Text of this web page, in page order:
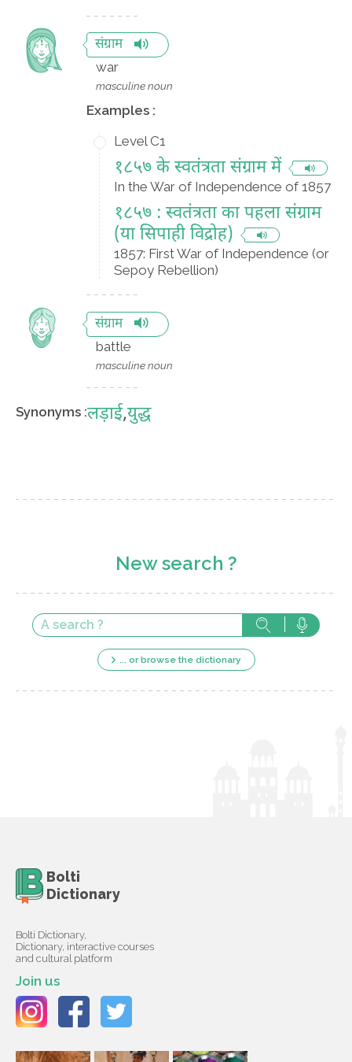
संग्राम
war
masculine noun
Examples :
Level C1
१८५७ के स्वतंत्रता संग्राम में
In the War of Independence of 1857
१८५७ : स्‍वतंत्रता का पहला संग्राम
(या सिपाही विद्रोह)
1857: First War of Independence (or
Sepoy Rebellion)
संग्राम
battle
masculine noun
Synonyms :लड़ाई,युद्ध
New search ?
... or browse the dictionary
Bolti
Dictionary
Bolti Dictionary,
Dictionary, interactive courses
and cultural platform
Join us